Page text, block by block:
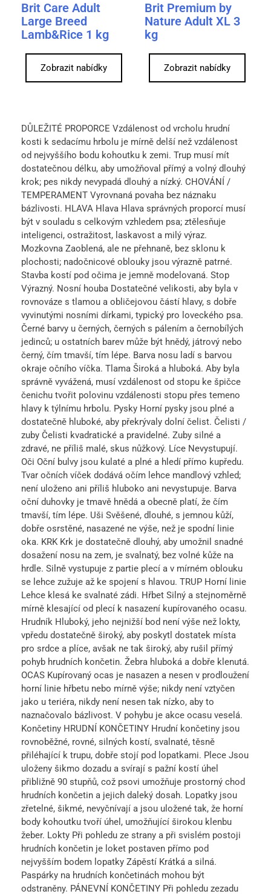
Brit Care Adult
Large Breed
Lamb&Rice 1 kg
Zobrazit nabídky
Brit Premium by
Nature Adult XL 3
kg
Zobrazit nabídky
DŮLEŽITÉ PROPORCE Vzdálenost od vrcholu hrudní
kosti k sedacímu hrbolu je mírně delší než vzdálenost
od nejvyššího bodu kohoutku k zemi. Trup musí mít
dostatečnou délku, aby umožňoval přímý a volný dlouhý
krok; pes nikdy nevypadá dlouhý a nízký. CHOVÁNÍ /
TEMPERAMENT Vyrovnaná povaha bez náznaku
bázlivosti. HLAVA Hlava Hlava správných proporcí musí
být v souladu s celkovým vzhledem psa; ztělesňuje
inteligenci, ostražitost, laskavost a milý výraz.
Mozkovna Zaoblená, ale ne přehnaně, bez sklonu k
plochosti; nadočnicové oblouky jsou výrazně patrné.
Stavba kostí pod očima je jemně modelovaná. Stop
Výrazný. Nosní houba Dostatečné velikosti, aby byla v
rovnováze s tlamou a obličejovou částí hlavy, s dobře
vyvinutými nosními dírkami, typický pro loveckého psa.
Černé barvy u černých, černých s pálením a černobílých
jedinců; u ostatních barev může být hnědý, játrový nebo
černý, čím tmavší, tím lépe. Barva nosu ladí s barvou
okraje očního víčka. Tlama Široká a hluboká. Aby byla
správně vyvážená, musí vzdálenost od stopu ke špičce
čenichu tvořit polovinu vzdálenosti stopu přes temeno
hlavy k týlnímu hrbolu. Pysky Horní pysky jsou plné a
dostatečně hluboké, aby překrývaly dolní čelist. Čelisti /
zuby Čelisti kvadratické a pravidelné. Zuby silné a
zdravé, ne příliš malé, skus nůžkový. Líce Nevystupují.
Oči Oční bulvy jsou kulaté a plné a hledí přímo kupředu.
Tvar očních víček dodává očím lehce mandlový vzhled;
není uloženo ani příliš hluboko ani nevystupuje. Barva
oční duhovky je tmavě hnědá a obecně platí, že čím
tmavší, tím lépe. Uši Svěšené, dlouhé, s jemnou kůží,
dobře osrstěné, nasazené ne výše, než je spodní linie
oka. KRK Krk je dostatečně dlouhý, aby umožnil snadné
dosažení nosu na zem, je svalnatý, bez volné kůže na
hrdle. Silně vystupuje z partie plecí a v mírném oblouku
se lehce zužuje až ke spojení s hlavou. TRUP Horní linie
Lehce klesá ke svalnaté zádi. Hřbet Silný a stejnoměrně
mírně klesající od plecí k nasazení kupírovaného ocasu.
Hrudník Hluboký, jeho nejnižší bod není výše než lokty,
vpředu dostatečně široký, aby poskytl dostatek místa
pro srdce a plíce, avšak ne tak široký, aby rušil přímý
pohyb hrudních končetin. Žebra hluboká a dobře klenutá.
OCAS Kupírovaný ocas je nasazen a nesen v prodloužení
horní linie hřbetu nebo mírně výše; nikdy není vztyčen
jako u teriéra, nikdy není nesen tak nízko, aby to
naznačovalo bázlivost. V pohybu je akce ocasu veselá.
Končetiny HRUDNÍ KONČETINY Hrudní končetiny jsou
rovnoběžné, rovné, silných kostí, svalnaté, těsně
přiléhající k trupu, dobře stojí pod lopatkami. Plece Jsou
uloženy šikmo dozadu a svírají s pažní kostí úhel
přibližně 90 stupňů, což psovi umožňuje prostorný chod
hrudních končetin a jejich daleký dosah. Lopatky jsou
zřetelné, šikmé, nevyčnívají a jsou uložené tak, že horní
body kohoutku tvoří úhel, umožňující širokou klenbu
žeber. Lokty Při pohledu ze strany a při svislém postoji
hrudních končetin je loket postaven přímo pod
nejvyšším bodem lopatky Zápěstí Krátká a silná.
Paspárky na hrudních končetinách mohou být
odstraněny. PÁNEVNÍ KONČETINY Při pohledu zezadu